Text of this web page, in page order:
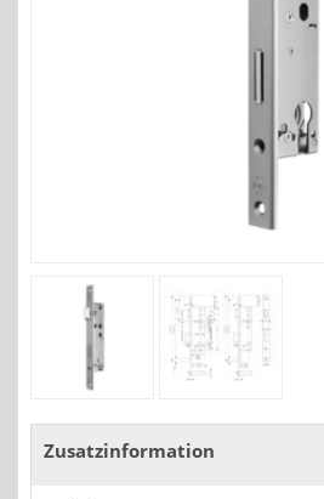
Zusatzinformation